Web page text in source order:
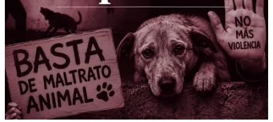
RECIENTE
Fin al maltrato animal